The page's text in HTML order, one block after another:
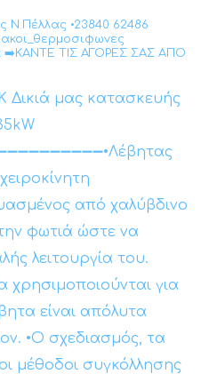
Ν.Πέλλας •23840 62486
➡️ΚΑΝΤΕ ΤΙΣ ΑΓΟΡΕΣ ΣΑΣ ΑΠΟ